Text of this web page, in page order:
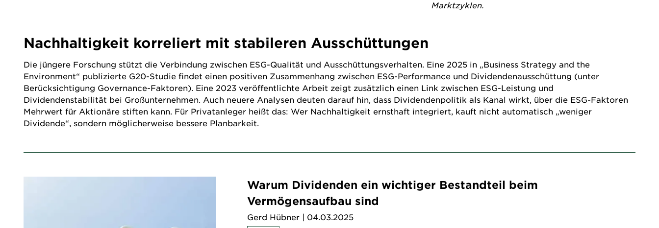
Marktzyklen.
Nachhaltigkeit korreliert mit stabileren Ausschüttungen
Die jüngere Forschung stützt die Verbindung zwischen ESG-Qualität und Ausschüttungsverhalten. Eine 2025 in „Business Strategy and the
Environment“ publizierte G20-Studie findet einen positiven Zusammenhang zwischen ESG-Performance und Dividendenausschüttung (unter
Berücksichtigung Governance-Faktoren). Eine 2023 veröffentlichte Arbeit zeigt zusätzlich einen Link zwischen ESG-Leistung und
Dividendenstabilität bei Großunternehmen. Auch neuere Analysen deuten darauf hin, dass Dividendenpolitik als Kanal wirkt, über die ESG-Faktoren
Mehrwert für Aktionäre stiften kann. Für Privatanleger heißt das: Wer Nachhaltigkeit ernsthaft integriert, kauft nicht automatisch „weniger
Dividende“, sondern möglicherweise bessere Planbarkeit.
Warum Dividenden ein wichtiger Bestandteil beim
Vermögensaufbau sind
Gerd Hübner| 04.03.2025